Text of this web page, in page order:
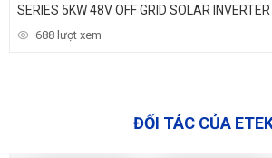
SERIES 5KW 48V OFF GRID SOLAR
NIGERIA
688 lượt xem
ĐỐI TÁC CỦA